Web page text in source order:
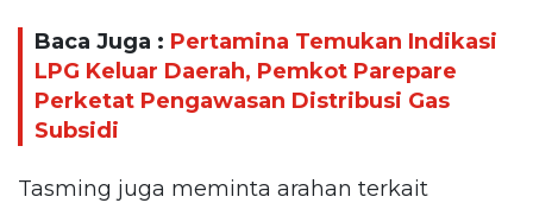
Baca Juga : Pertamina Temukan Indikasi
LPG Keluar Daerah, Pemkot Parepare
Perketat Pengawasan Distribusi Gas
Subsidi
Tasming juga meminta arahan terkait